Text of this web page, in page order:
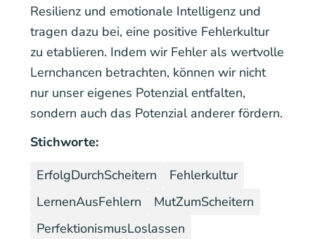
Resilienz und emotionale Intelligenz und
tragen dazu bei, eine positive Fehlerkultur
zu etablieren. Indem wir Fehler als wertvolle
Lernchancen betrachten, können wir nicht
nur unser eigenes Potenzial entfalten,
sondern auch das Potenzial anderer fördern.
Stichworte:
ErfolgDurchScheitern
Fehlerkultur
LernenAusFehlern
MutZumScheitern
PerfektionismusLoslassen